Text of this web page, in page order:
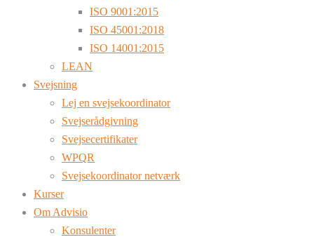
ISO 9001:2015
ISO 45001:2018
ISO 14001:2015
LEAN
Svejsning
Lej en svejsekoordinator
Svejserådgivning
Svejsecertifikater
WPQR
Svejsekoordinator netværk
Kurser
Om Advisio
Konsulenter